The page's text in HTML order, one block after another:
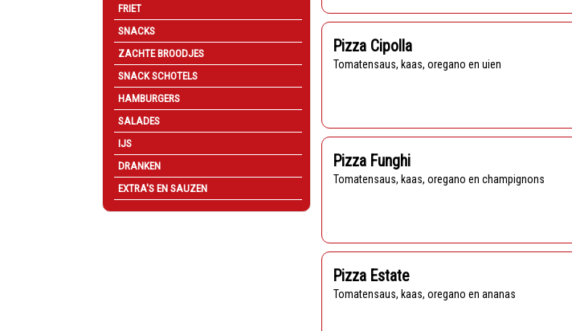
FRIET
SNACKS
ZACHTE BROODJES
SNACK SCHOTELS
HAMBURGERS
SALADES
IJS
DRANKEN
EXTRA'S EN SAUZEN
Pizza Cipolla
Tomatensaus, kaas, oregano en uien
Pizza Funghi
Tomatensaus, kaas, oregano en champignons
Pizza Estate
Tomatensaus, kaas, oregano en ananas